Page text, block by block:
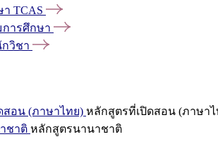
า TCAS
การศึกษา
วิชา
สอน (ภาษาไทย) หลักสูตรที่เปิดสอน (ภาษาไ
ชาติ หลักสูตรนานาชาติ